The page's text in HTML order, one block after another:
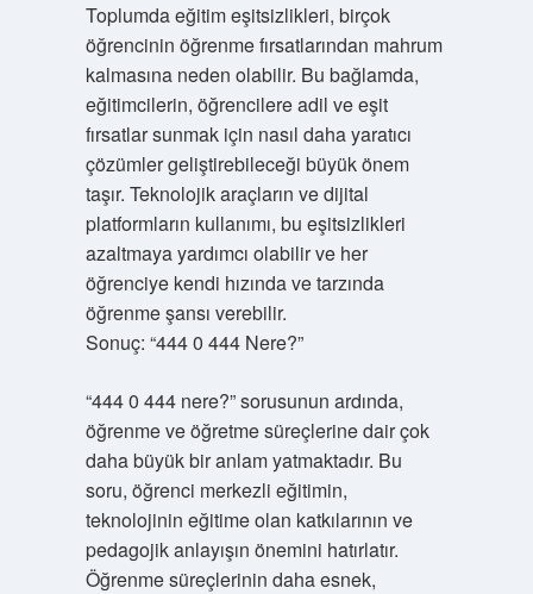
Toplumda eğitim eşitsizlikleri, birçok
öğrencinin öğrenme fırsatlarından mahrum
kalmasına neden olabilir. Bu bağlamda,
eğitimcilerin, öğrencilere adil ve eşit
fırsatlar sunmak için nasıl daha yaratıcı
çözümler geliştirebileceği büyük önem
taşır. Teknolojik araçların ve dijital
platformların kullanımı, bu eşitsizlikleri
azaltmaya yardımcı olabilir ve her
öğrenciye kendi hızında ve tarzında
öğrenme şansı verebilir.
Sonuç: “444 0 444 Nere?”
“444 0 444 nere?” sorusunun ardında,
öğrenme ve öğretme süreçlerine dair çok
daha büyük bir anlam yatmaktadır. Bu
soru, öğrenci merkezli eğitimin,
teknolojinin eğitime olan katkılarının ve
pedagojik anlayışın önemini hatırlatır.
Öğrenme süreçlerinin daha esnek,